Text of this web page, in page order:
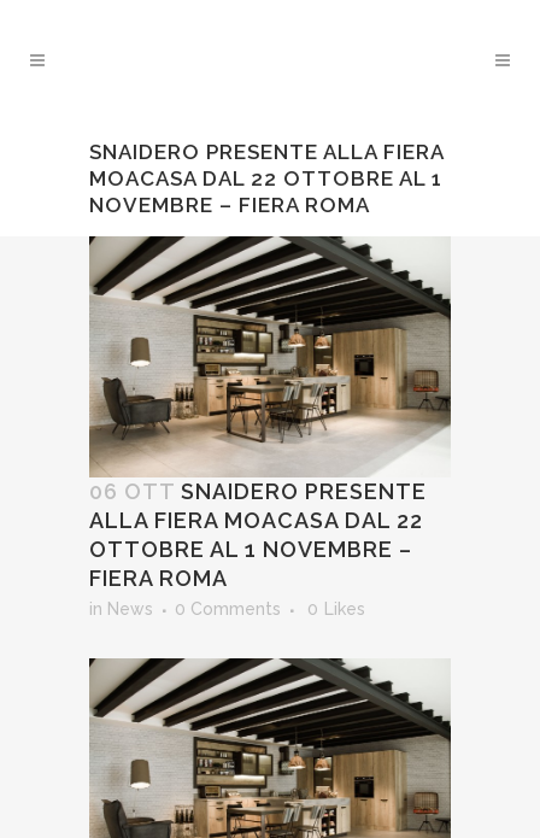
SNAIDERO PRESENTE ALLA FIERA
MOACASA DAL 22 OTTOBRE AL 1
NOVEMBRE – FIERA ROMA
06 OTT SNAIDERO PRESENTE
ALLA FIERA MOACASA DAL 22
OTTOBRE AL 1 NOVEMBRE –
FIERA ROMA
in News 0 Comments 0 Likes